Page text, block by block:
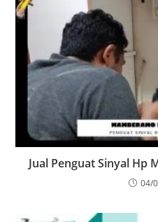
Jual Penguat Sinyal Hp
04/